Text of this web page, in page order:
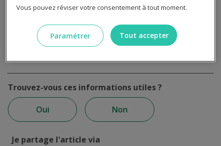
déclarer à votre assurance. Voici pourquoi .
Mis à jour le 10 juin 2025
Trouvez-vous ces informations utiles ?
Oui Non
Je partage l'article via
Vous pouvez réviser votre consentement à tout moment.
Tout accepter
Paramétrer